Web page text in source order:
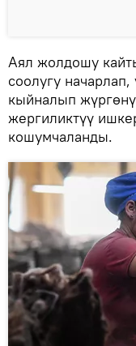
Аял жолдошу
соолугу
кыйналып
жергиликтүү
кошумчаланды.